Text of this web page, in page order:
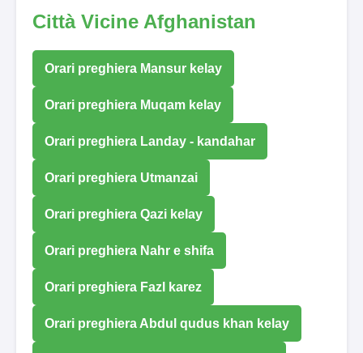
Città Vicine Afghanistan
Orari preghiera Mansur kelay
Orari preghiera Muqam kelay
Orari preghiera Landay - kandahar
Orari preghiera Utmanzai
Orari preghiera Qazi kelay
Orari preghiera Nahr e shifa
Orari preghiera Fazl karez
Orari preghiera Abdul qudus khan kelay